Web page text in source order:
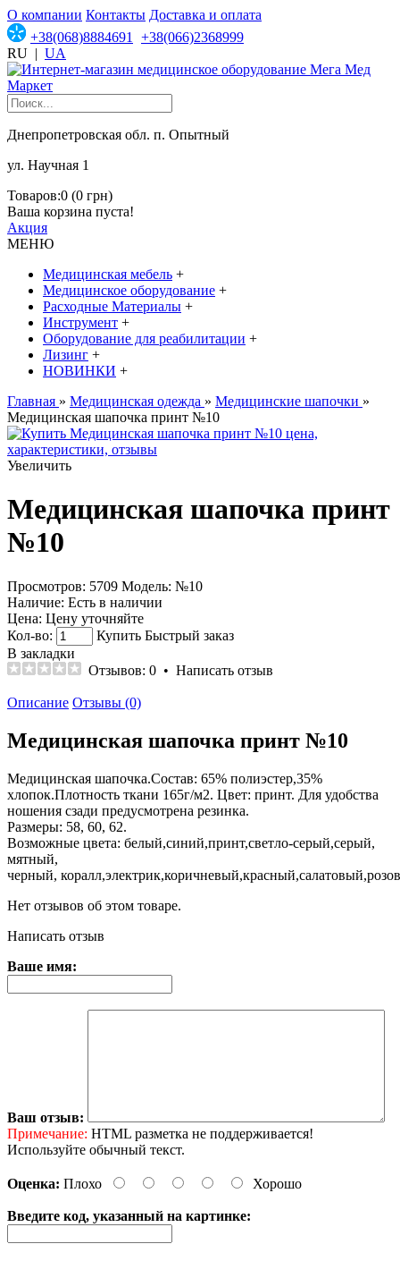
О компании Контакты Доставка и оплата
+38(068)8884691
+38(066)2368999
RU | UA
Днепропетровская обл. п. Опытный
ул. Научная 1
Товаров:0 (0 грн)
Ваша корзина пуста!
Акция
МЕНЮ
Медицинская мебель +
Медицинское оборудование +
Расходные Материалы +
Инструмент +
Оборудование для реабилитации +
Лизинг +
НОВИНКИ +
Главная » Медицинская одежда » Медицинские шапочки »
Медицинская шапочка принт №10
Увеличить
Медицинская шапочка принт
№10
Просмотров: 5709 Модель: №10
Наличие: Есть в наличии
Цена: Цену уточняйте
Кол-во:
Купить Быстрый заказ
В закладки
Отзывов: 0 • Написать отзыв
Описание Отзывы (0)
Медицинская шапочка принт №10
Медицинская шапочка.Состав: 65% полиэстер,35%
хлопок.Плотность ткани 165г/м2. Цвет: принт. Для удобства
ношения сзади предусмотрена резинка.
Размеры: 58, 60, 62.
Возможные цвета: белый,синий,принт,светло-серый,серый,
мятный,
черный,
Нет отзывов об этом товаре.
Написать отзыв
Ваше имя:
Ваш отзыв:
Примечание: HTML разметка не поддерживается!
Используйте обычный текст.
Оценка: Плохо Хорошо
Введите код, указанный на картинке: